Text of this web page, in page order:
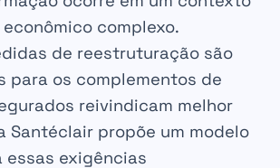
complexo.
de reestruturação são
para os complementos de
reivindicam melhor
Santéclair propõe um modelo
essas exigências